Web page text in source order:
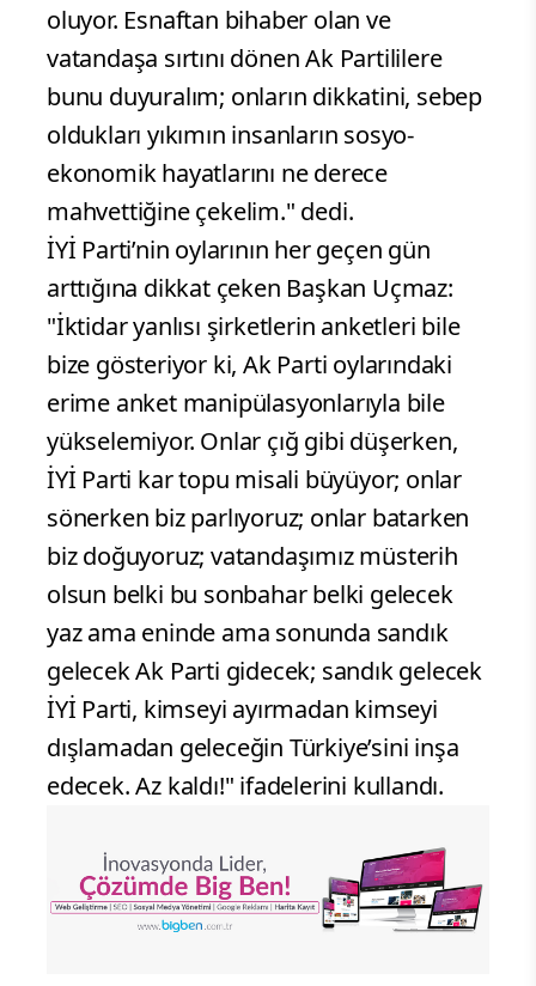
oluyor. Esnaftan bihaber olan ve
vatandaşa sırtını dönen Ak Partililere
bunu duyuralım; onların dikkatini, sebep
oldukları yıkımın insanların sosyo-
ekonomik hayatlarını ne derece
mahvettiğine çekelim." dedi.
İYİ Parti’nin oylarının her geçen gün
arttığına dikkat çeken Başkan Uçmaz:
"İktidar yanlısı şirketlerin anketleri bile
bize gösteriyor ki, Ak Parti oylarındaki
erime anket manipülasyonlarıyla bile
yükselemiyor. Onlar çığ gibi düşerken,
İYİ Parti kar topu misali büyüyor; onlar
sönerken biz parlıyoruz; onlar batarken
biz doğuyoruz; vatandaşımız müsterih
olsun belki bu sonbahar belki gelecek
yaz ama eninde ama sonunda sandık
gelecek Ak Parti gidecek; sandık gelecek
İYİ Parti, kimseyi ayırmadan kimseyi
dışlamadan geleceğin Türkiye’sini inşa
edecek. Az kaldı!" ifadelerini kullandı.